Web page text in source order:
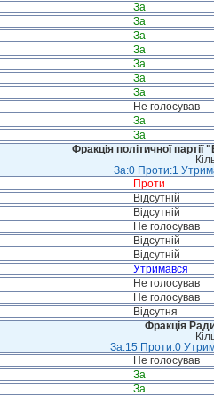
За
За
За
За
За
За
За
Не голосував
За
За
Фракція політичної
За:0 Проти:1
Проти
Відсутній
Відсутній
Не голосував
Відсутній
Відсутній
Утримався
Не голосував
Не голосував
Відсутня
Фракція
За:15 Проти:0
Не голосував
За
За